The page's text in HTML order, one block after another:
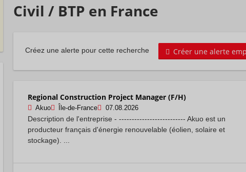
Civil / BTP en France
Créez une alerte pour cette recherche Créer une alerte
Regional Construction Project Manager (F/H)
Akuo Île-de-France 07.08.2026
Description de l'entreprise - -------------------------- Akuo est un
producteur français d'énergie renouvelable (éolien, solaire et
stockage). ...